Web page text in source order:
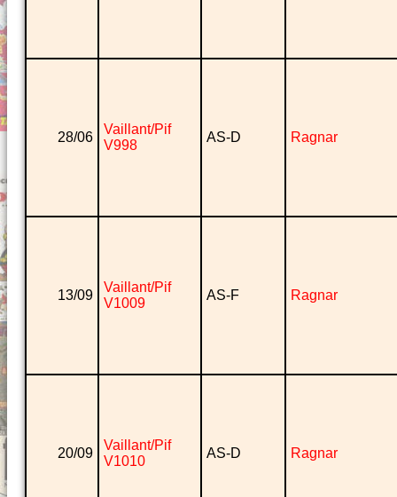
28/06
Vaillant/Pif
V998
AS-D Ragnar
13/09
Vaillant/Pif
V1009
AS-F Ragnar
20/09
Vaillant/Pif
V1010
AS-D Ragnar